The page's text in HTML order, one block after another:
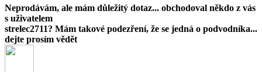
Neprodávám, ale mám důležitý dotaz... obchodoval někdo z vás
s uživatelem
strelec2711? Mám takové podezření, že se jedná o podvodníka...
dejte prosím vědět